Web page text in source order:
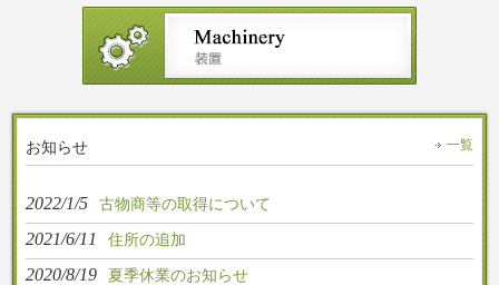
お知らせ 一覧
2022/1/5 古物商等の取得について
2021/6/11 住所の追加
2020/8/19 夏季休業のお知らせ